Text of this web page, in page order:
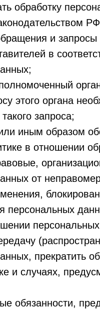
обработку
и
в
этого органа
запроса;
иным образом
в отношении
от
персональных
прекратить
и случаях,
обязанности,